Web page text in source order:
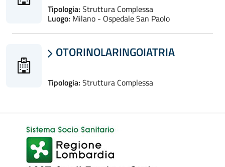
Tipologia: Struttura Complessa
Luogo: Milano - Ospedale San Paolo
 OTORINOLARINGOIATRIA
Tipologia: Struttura Complessa